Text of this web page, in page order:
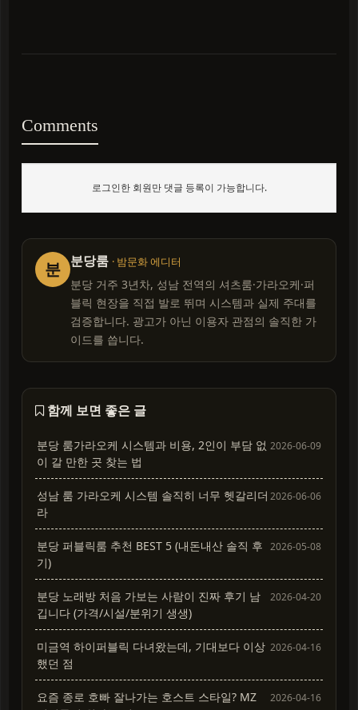
Comments
로그인한 회원만 댓글 등록이 가능합니다.
분 분당룸 · 밤문화 에디터
분당 거주 3년차, 성남 전역의 셔츠룸·가라오케·퍼
블릭 현장을 직접 발로 뛰며 시스템과 실제 주대를
검증합니다. 광고가 아닌 이용자 관점의 솔직한 가
이드를 씁니다.
함께 보면 좋은 글
분당 룸가라오케 시스템과 비용, 2인이 부담 없
이 갈 만한 곳 찾는 법
2026-06-09
성남 룸 가라오케 시스템 솔직히 너무 헷갈리더
라
2026-06-06
분당 퍼블릭룸 추천 BEST 5 (내돈내산 솔직 후
기)
2026-05-08
분당 노래방 처음 가보는 사람이 진짜 후기 남
깁니다 (가격/시설/분위기 생생)
2026-04-20
미금역 하이퍼블릭 다녀왔는데, 기대보다 이상
했던 점
2026-04-16
요즘 종로 호빠 잘나가는 호스트 스타일? MZ
2026-04-16